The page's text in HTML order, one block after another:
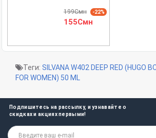
199Смн -22%
155Смн
Теги: SILVANA W402 DEEP RED (HUGO
FOR WOMEN) 50 ML
Подпишитесь на рассылку, и узнавайте о
скидках и акциях первыми!